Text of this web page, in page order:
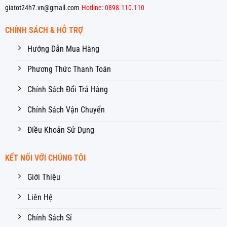
giatot24h7.vn@gmail.com Hotline: 0898.110.110
CHÍNH SÁCH & HỖ TRỢ
Hướng Dẫn Mua Hàng
Phương Thức Thanh Toán
Chính Sách Đổi Trả Hàng
Chính Sách Vận Chuyển
Điều Khoản Sử Dụng
KẾT NỐI VỚI CHÚNG TÔI
Giới Thiệu
Liên Hệ
Chính Sách Sỉ